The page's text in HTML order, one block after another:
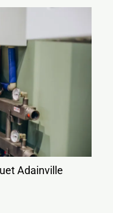
Adainville